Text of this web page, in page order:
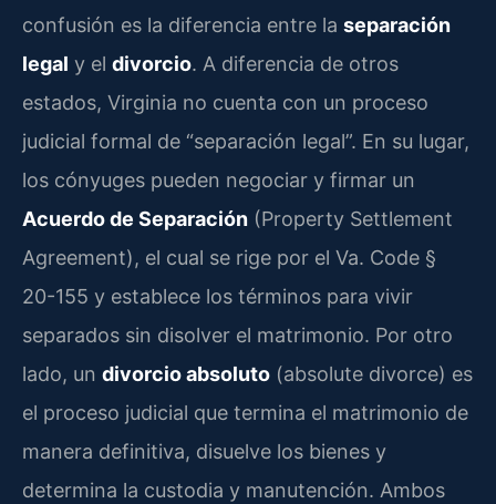
confusión es la diferencia entre la separación
legal y el divorcio. A diferencia de otros
estados, Virginia no cuenta con un proceso
judicial formal de “separación legal”. En su lugar,
los cónyuges pueden negociar y firmar un
Acuerdo de Separación (Property Settlement
Agreement), el cual se rige por el Va. Code §
20-155 y establece los términos para vivir
separados sin disolver el matrimonio. Por otro
lado, un divorcio absoluto (absolute divorce) es
el proceso judicial que termina el matrimonio de
manera definitiva, disuelve los bienes y
determina la custodia y manutención. Ambos